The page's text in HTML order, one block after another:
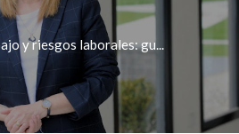
y riesgos laborales: gu...